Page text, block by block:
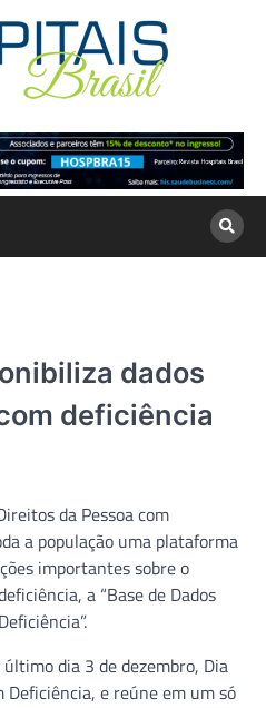
dados
deficiência
da Pessoa com
a população uma plataforma
importantes sobre o
a “Base de Dados
dia 3 de dezembro, Dia
Deficiência, e reúne em um só